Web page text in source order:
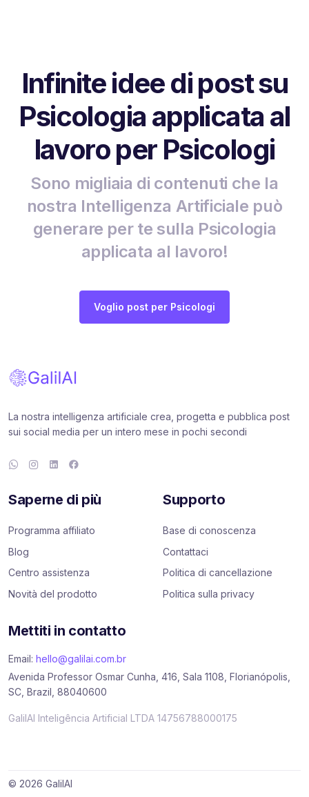
Infinite idee di post su
Psicologia applicata al
lavoro per Psicologi
Sono migliaia di contenuti che la
nostra Intelligenza Artificiale può
generare per te sulla Psicologia
applicata al lavoro!
Voglio post per Psicologi
La nostra intelligenza artificiale crea, progetta e pubblica post
sui social media per un intero mese in pochi secondi
Saperne di più
Programma affiliato
Blog
Centro assistenza
Novità del prodotto
Supporto
Base di conoscenza
Contattaci
Politica di cancellazione
Politica sulla privacy
Mettiti in contatto
Email: hello@galilai.com.br
Avenida Professor Osmar Cunha, 416, Sala 1108, Florianópolis,
SC, Brazil, 88040600
GalilAI Inteligência Artificial LTDA 14756788000175
© 2026 GalilAI